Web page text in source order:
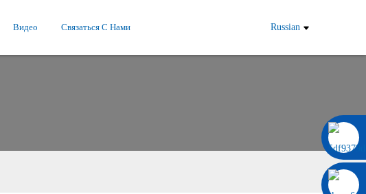
Видео Связаться С Нами Russian